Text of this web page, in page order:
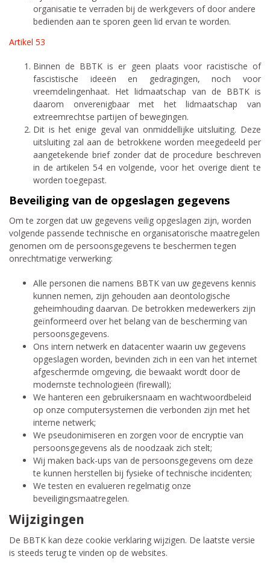
organisatie te verraden bij de werkgevers of door andere
bedienden aan te sporen geen lid ervan te worden.
Artikel 53
Binnen de BBTK is er geen plaats voor racistische of
fascistische ideeën en gedragingen, noch voor
vreemdelingenhaat. Het lidmaatschap van de BBTK is
daarom onverenigbaar met het lidmaatschap van
extreemrechtse partijen of bewegingen.
Dit is het enige geval van onmiddellijke uitsluiting. Deze
uitsluiting zal aan de betrokkene worden meegedeeld per
aangetekende brief zonder dat de procedure beschreven
in de artikelen 54 en volgende, voor het overige dient te
worden toegepast.
Beveiliging van de opgeslagen gegevens
Om te zorgen dat uw gegevens veilig opgeslagen zijn, worden
volgende passende technische en organisatorische maatregelen
genomen om de persoonsgegevens te beschermen tegen
onrechtmatige verwerking:
Alle personen die namens BBTK van uw gegevens kennis
kunnen nemen, zijn gehouden aan deontologische
geheimhouding daarvan. De betrokken medewerkers zijn
geïnformeerd over het belang van de bescherming van
persoonsgegevens.
Ons intern netwerk en datacenter waarin uw gegevens
opgeslagen worden, bevinden zich in een van het internet
afgeschermde omgeving, die bewaakt wordt door de
modernste technologieën (firewall);
We hanteren een gebruikersnaam en wachtwoordbeleid
op onze computersystemen die verbonden zijn met het
interne netwerk;
We pseudonimiseren en zorgen voor de encryptie van
persoonsgegevens als de noodzaak zich stelt;
Wij maken back-ups van de persoonsgegevens om deze
te kunnen herstellen bij fysieke of technische incidenten;
We testen en evalueren regelmatig onze
beveiligingsmaatregelen.
Wijzigingen
De BBTK kan deze cookie verklaring wijzigen. De laatste versie
is steeds terug te vinden op de websites.